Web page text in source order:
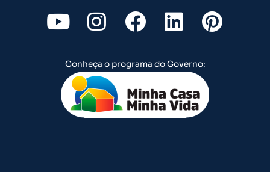
Y
o
u
t
u
b
I
n
s
t
a
g
F
a
c
e
b
o
L
i
n
k
e
d
P
i
Conheça o programa do Governo: